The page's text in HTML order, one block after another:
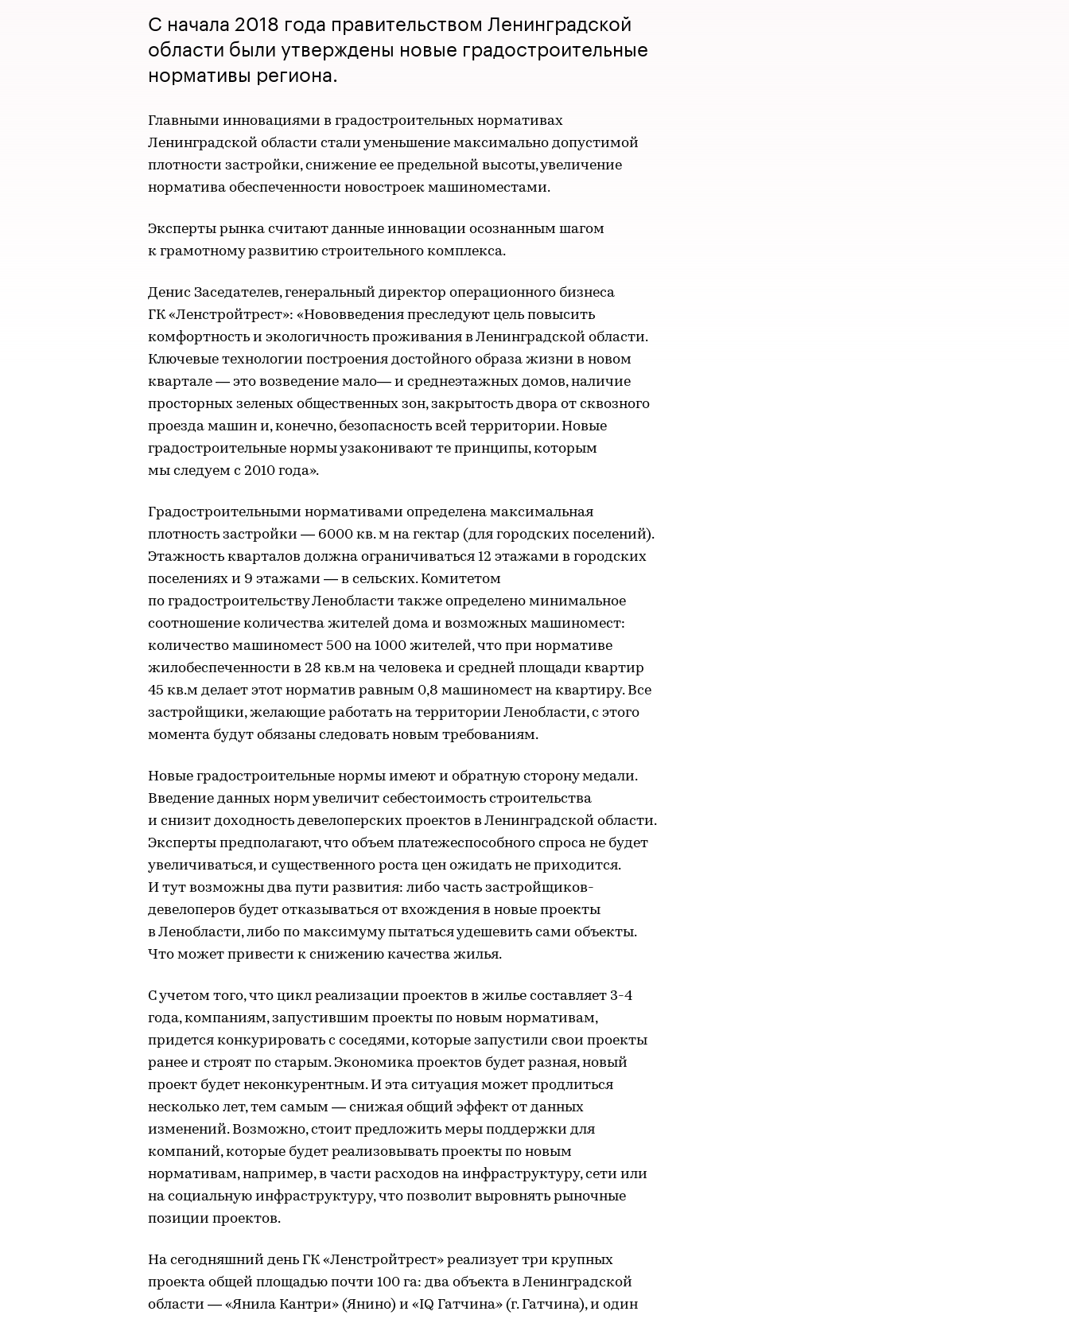
С начала 2018 года правительством Ленинградской
области были утверждены новые градостроительные
нормативы региона.
Главными инновациями в градостроительных нормативах
Ленинградской области стали уменьшение максимально допустимой
плотности застройки, снижение ее предельной высоты, увеличение
норматива обеспеченности новостроек машиноместами.
Эксперты рынка считают данные инновации осознанным шагом
к грамотному развитию строительного комплекса.
Денис Заседателев, генеральный директор операционного бизнеса
ГК «Ленстройтрест»: «Нововведения преследуют цель повысить
комфортность и экологичность проживания в Ленинградской области.
Ключевые технологии построения достойного образа жизни в новом
квартале — это возведение мало— и среднеэтажных домов, наличие
просторных зеленых общественных зон, закрытость двора от сквозного
проезда машин и, конечно, безопасность всей территории. Новые
градостроительные нормы узаконивают те принципы, которым
мы следуем с 2010 года».
Градостроительными нормативами определена максимальная
плотность застройки — 6000 кв. м на гектар (для городских поселений).
Этажность кварталов должна ограничиваться 12 этажами в городских
поселениях и 9 этажами — в сельских. Комитетом
по градостроительству Ленобласти также определено минимальное
соотношение количества жителей дома и возможных машиномест:
количество машиномест 500 на 1000 жителей, что при нормативе
жилобеспеченности в 28 кв.м на человека и средней площади квартир
45 кв.м делает этот норматив равным 0,8 машиномест на квартиру. Все
застройщики, желающие работать на территории Ленобласти, с этого
момента будут обязаны следовать новым требованиям.
Новые градостроительные нормы имеют и обратную сторону медали.
Введение данных норм увеличит себестоимость строительства
и снизит доходность девелоперских проектов в Ленинградской области.
Эксперты предполагают, что объем платежеспособного спроса не будет
увеличиваться, и существенного роста цен ожидать не приходится.
И тут возможны два пути развития: либо часть застройщиков-
девелоперов будет отказываться от вхождения в новые проекты
в Ленобласти, либо по максимуму пытаться удешевить сами объекты.
Что может привести к снижению качества жилья.
С учетом того, что цикл реализации проектов в жилье составляет 3-4
года, компаниям, запустившим проекты по новым нормативам,
придется конкурировать с соседями, которые запустили свои проекты
ранее и строят по старым. Экономика проектов будет разная, новый
проект будет неконкурентным. И эта ситуация может продлиться
несколько лет, тем самым — снижая общий эффект от данных
изменений. Возможно, стоит предложить меры поддержки для
компаний, которые будет реализовывать проекты по новым
нормативам, например, в части расходов на инфраструктуру, сети или
на социальную инфраструктуру, что позволит выровнять рыночные
позиции проектов.
На сегодняшний день ГК «Ленстройтрест» реализует три крупных
проекта общей площадью почти 100 га: два объекта в Ленинградской
области — «Янила Кантри» (Янино) и «IQ Гатчина» (г. Гатчина), и один